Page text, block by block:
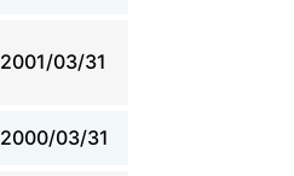
2001/03/31
2000/03/31